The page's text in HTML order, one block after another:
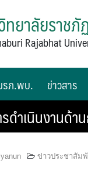
ทยาลัยราชภั
Rajabhat
รภ.พบ. ข่าวสาร
ดำเนินงานด้
ข่าวประชาสัม